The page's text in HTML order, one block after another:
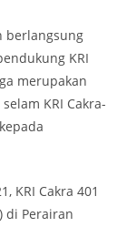
berlangsung
KRI
merupakan
KRI Cakra-
KRI Cakra 401
di Perairan